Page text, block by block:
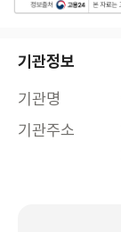
기관정보
기관명
기관주소